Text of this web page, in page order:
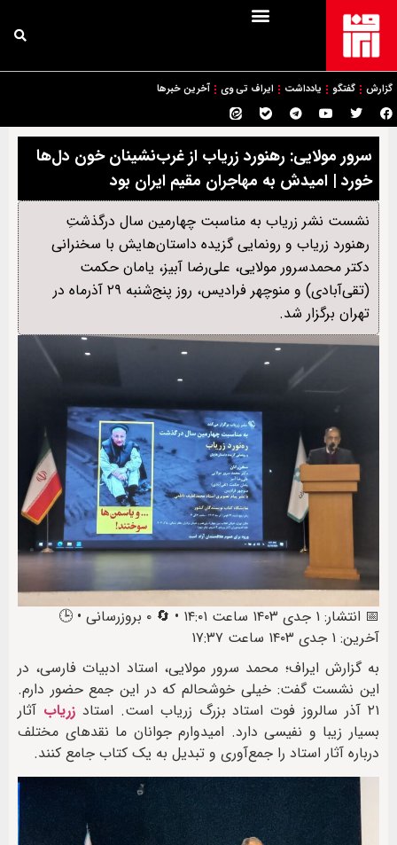
گزارش گفتگو یادداشت ایراف تی وی آخرین خبرها
سرور مولایی: رهنورد زریاب از غرب‌نشینان خون دل‌ها
خورد | امیدش به مهاجران مقیم ایران بود
نشست نشر زریاب به مناسبت چهارمین سال درگذشتِ
رهنورد زریاب و رونمایی گزیده داستان‌هایش با سخنرانی
دکتر محمدسرور مولایی، علی‌رضا آبیز، یامان حکمت
(تقی‌آبادی) و منوچهر فرادیس، روز پنج‌شنبه ۲۹ آذرماه در
تهران برگزار شد.
📅 انتشار: ۱ جدی ۱۴۰۳ ساعت ۱۴:۰۱ • 🔄 ۰ بروزرسانی • 🕒
آخرین: ۱ جدی ۱۴۰۳ ساعت ۱۷:۳۷
به گزارش ایراف؛ محمد سرور مولایی، استاد ادبیات فارسی، در
این نشست گفت: خیلی خوشحالم که در این جمع حضور دارم.
۲۱ آذر سالروز فوت استاد بزرگ زریاب است. استاد
زریاب آثار
بسیار زیبا و نفیسی دارد. امیدوارم جوانان ما نقدهای مختلف
درباره آثار استاد را جمع‌آوری و تبدیل به یک کتاب جامع کنند.